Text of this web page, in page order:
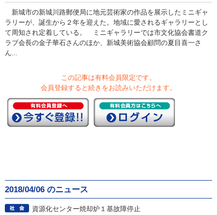
新城市の新城川路郵便局に地元芸術家の作品を展示したミニギャ
ラリーが、誕生から２年を迎えた。地域に愛されるギャラリーとし
て周知され定着している。 ミニギャラリーでは市文化協会書道ク
ラブ会長の金子華石さんのほか、新城美術協会顧問の夏目喜一さ
ん...
この記事は有料会員限定です。
会員登録すると続きをお読みいただけます。
2018/04/06 のニュース
資源化センター焼却炉１基故障停止